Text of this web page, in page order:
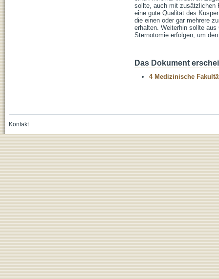
sollte, auch mit zusätzlichen
eine gute Qualität des
die einen oder gar mehrere
erhalten. Weiterhin sollte aus
Sternotomie erfolgen, um
Das Dokument
4 Medizinische
Kontakt